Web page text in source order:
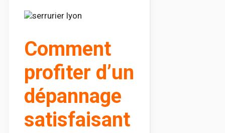
Comment
profiter d’un
dépannage
satisfaisant